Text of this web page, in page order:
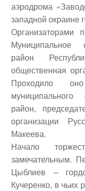
аэродрома
западной
Организаторами
Муниципальное
район
общественная
Проходило
муниципального
район,
организации
Макеева.
Начало
замечательным.
Цыблиев –
Кучеренко, в чьих